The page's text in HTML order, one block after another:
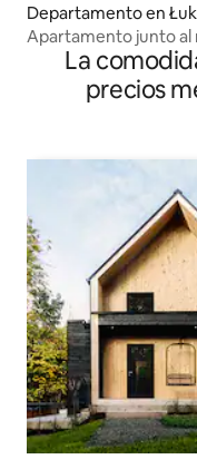
Departamento en
Apartamento junto al
La
precios